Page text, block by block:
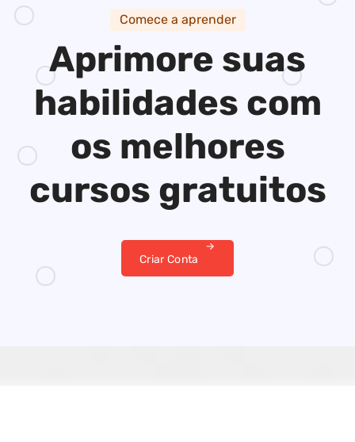
Comece a aprender
Aprimore suas
habilidades com
os melhores
cursos gratuitos
Criar Conta